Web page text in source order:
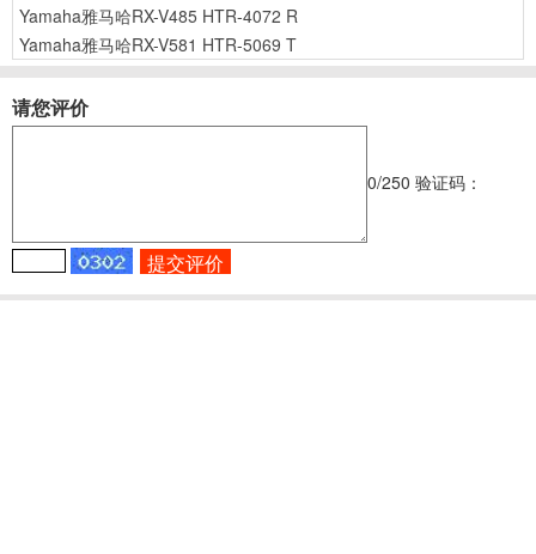
Yamaha雅马哈RX-V485 HTR-4072 R
Yamaha雅马哈RX-V581 HTR-5069 T
请您评价
0/250 验证码：